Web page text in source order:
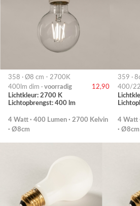
358 · Ø8 cm - 2700K
400lm dim · voorradig
12,90
Lichtkleur: 2700 K
Lichtopbrengst: 400 lm
4 Watt · 400 Lumen · 2700 Kelvin
· Ø8cm
359 ·
400/
4 Watt
· Ø8cm